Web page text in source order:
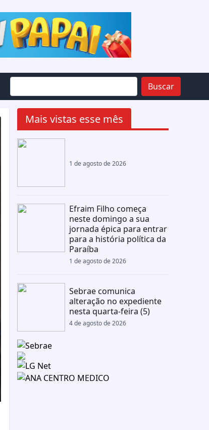
Buscar
Mais vistas esse mês
1 de agosto de 2026
Efraim Filho começa
neste domingo a sua
jornada épica para entrar
para a história política da
Paraíba
1 de agosto de 2026
Sebrae comunica
alteração no expediente
nesta quarta-feira (5)
4 de agosto de 2026